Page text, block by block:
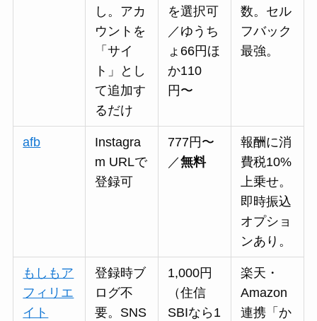
し。アカ
ウントを
「サイ
ト」とし
て追加す
るだけ
を選択可
／ゆうち
ょ66円ほ
か110
円〜
数。セル
フバック
最強。
afb
Instagra
m URLで
登録可
777円〜
／無料
報酬に消
費税10%
上乗せ。
即時振込
オプショ
ンあり。
もしもア
フィリエ
イト
登録時ブ
ログ不
要。SNS
1,000円
（住信
SBIなら1
楽天・
Amazon
連携「か